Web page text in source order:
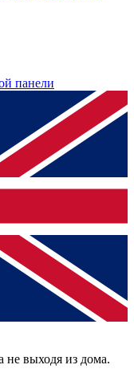
не выходя из дома.